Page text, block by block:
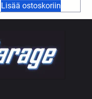
Lisää ostoskoriin